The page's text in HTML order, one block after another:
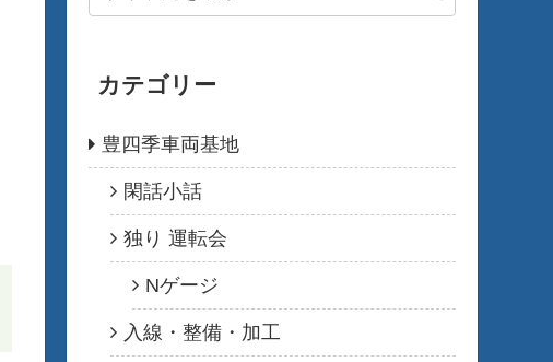
カテゴリー
豊四季車両基地
閑話小話
独り 運転会
Nゲージ
入線・整備・加工